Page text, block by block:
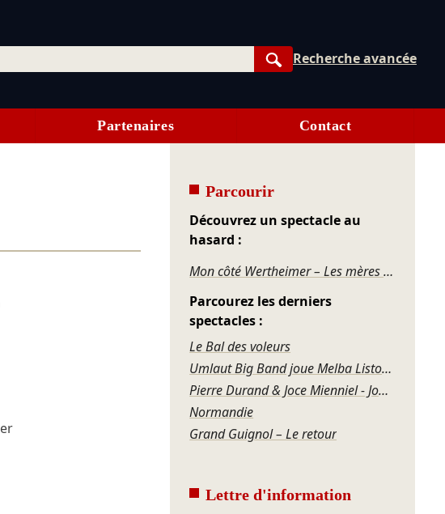
Rechercher
Recherche avancée
Partenaires Contact
Parcourir
Découvrez un spectacle au
hasard :
Mon côté Wertheimer – Les mères poules ne font pas des mouettes
Parcourez les derniers
spectacles :
Le Bal des voleurs
Umlaut Big Band joue Melba Liston – Grandma’s Dance
Pierre Durand & Joce Mienniel - Jour de blues à Bamako
Normandie
Grand Guignol – Le retour
Lettre d'information